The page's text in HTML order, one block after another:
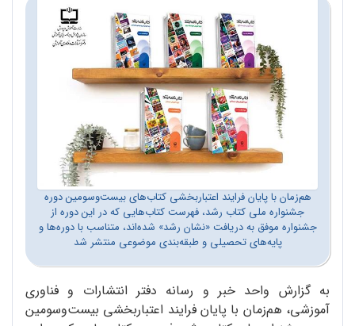
هم‌زمان با پایان فرایند اعتباربخشی کتاب‌های بیست‌وسومین دوره
جشنواره ملی کتاب رشد، فهرست کتاب‌هایی که در این دوره از
جشنواره موفق به دریافت «نشان رشد» شده‌اند، متناسب با دوره‌ها و
پایه‌های تحصیلی و طبقه‌بندی موضوعی منتشر شد
به گزارش واحد خبر و رسانه دفتر انتشارات و فناوری
آموزشی، هم‌زمان با پایان فرایند اعتباربخشی بیست‌وسومین